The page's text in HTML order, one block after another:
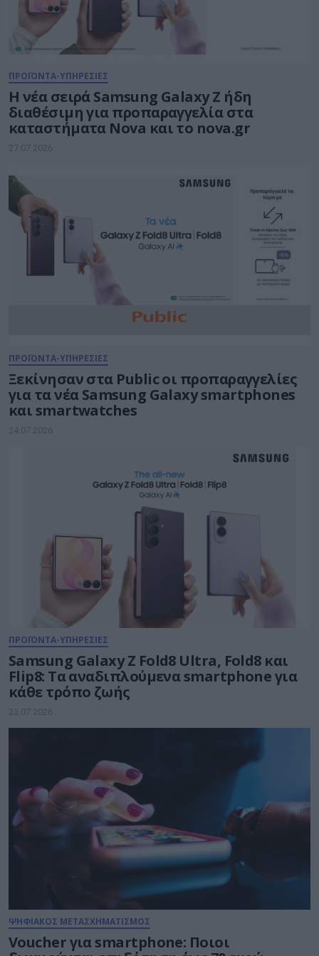
ΠΡΟΪΟΝΤΑ-ΥΠΗΡΕΣΙΕΣ
Η νέα σειρά Samsung Galaxy Ζ ήδη
διαθέσιμη για προπαραγγελία στα
καταστήματα Nova και το nova.gr
27.07.2026
ΠΡΟΪΟΝΤΑ-ΥΠΗΡΕΣΙΕΣ
Ξεκίνησαν στα Public οι προπαραγγελίες
για τα νέα Samsung Galaxy smartphones
και smartwatches
24.07.2026
ΠΡΟΪΟΝΤΑ-ΥΠΗΡΕΣΙΕΣ
Samsung Galaxy Z Fold8 Ultra, Fold8 και
Flip8: Τα αναδιπλούμενα smartphone για
κάθε τρόπο ζωής
23.07.2026
ΨΗΦΙΑΚΟΣ ΜΕΤΑΣΧΗΜΑΤΙΣΜΟΣ
Voucher για smartphone: Ποιοι